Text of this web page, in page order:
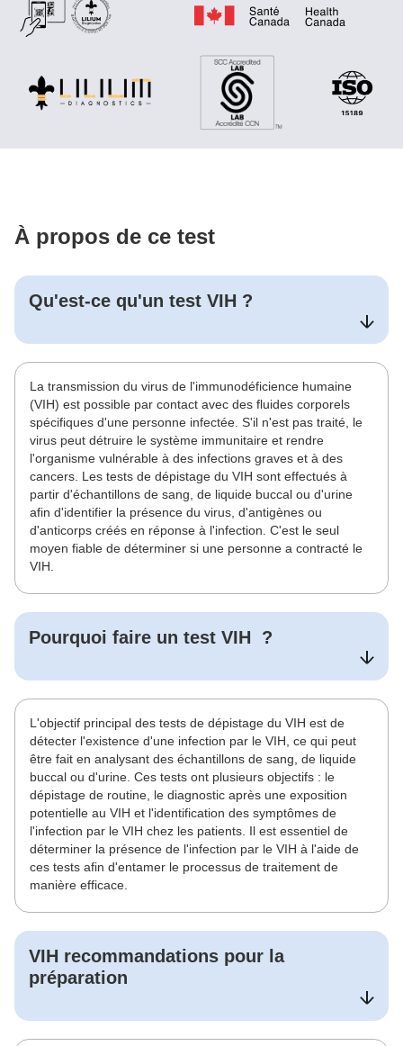
À propos de ce test
Qu'est-ce qu'un test VIH ?
La transmission du virus de l'immunodéficience humaine
(VIH) est possible par contact avec des fluides corporels
spécifiques d'une personne infectée. S'il n'est pas traité, le
virus peut détruire le système immunitaire et rendre
l'organisme vulnérable à des infections graves et à des
cancers. Les tests de dépistage du VIH sont effectués à
partir d'échantillons de sang, de liquide buccal ou d'urine
afin d'identifier la présence du virus, d'antigènes ou
d'anticorps créés en réponse à l'infection. C'est le seul
moyen fiable de déterminer si une personne a contracté le
VIH.
Pourquoi faire un test VIH ?
L'objectif principal des tests de dépistage du VIH est de
détecter l'existence d'une infection par le VIH, ce qui peut
être fait en analysant des échantillons de sang, de liquide
buccal ou d'urine. Ces tests ont plusieurs objectifs : le
dépistage de routine, le diagnostic après une exposition
potentielle au VIH et l'identification des symptômes de
l'infection par le VIH chez les patients. Il est essentiel de
déterminer la présence de l'infection par le VIH à l'aide de
ces tests afin d'entamer le processus de traitement de
manière efficace.
VIH recommandations pour la
préparation